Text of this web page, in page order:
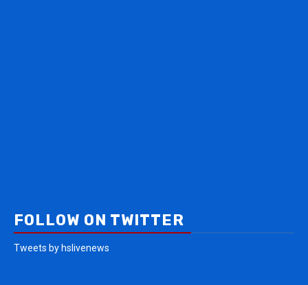
FOLLOW ON TWITTER
Tweets by hslivenews